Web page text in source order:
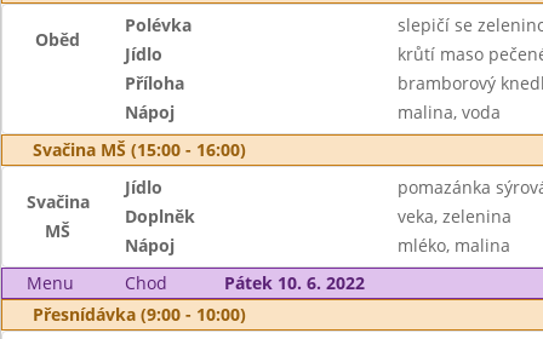
Oběd
Polévka
slepičí se
Jídlo
krůtí maso
Příloha
bramborový
Nápoj
malina, voda
Svačina MŠ (15:00 - 16:00)
Svačina
MŠ
Jídlo
pomazánka
Doplněk
veka, zelenina
Nápoj
mléko, malina
Menu
Chod
Pátek 10. 6. 2022
Přesnídávka (9:00 - 10:00)